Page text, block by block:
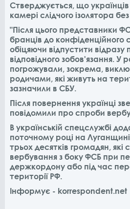
Стверджується, що
камері слідчого ізолятора без
"Після цього представники
бранців до конфіденційного
обіцяючи відпустити відразу
відповідного зобов'язання. У
погрожували, зокрема,
родичами, які живуть на
зазначили в СБУ.
Після повернення українці
повідомили про спроби
В українській спецслужбі
поточному році на
трьох десятків громадян,
вербування з боку ФСБ при
держкордону або під час
території РФ.
Інформує - korrespondent.net